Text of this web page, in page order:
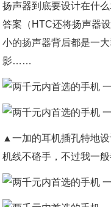
扬声器到底要设计在什
答案（HTC还将扬声器
小的扬声器背后都是一
影……
▲一加的耳机插孔特地
机线不硌手，不过我一